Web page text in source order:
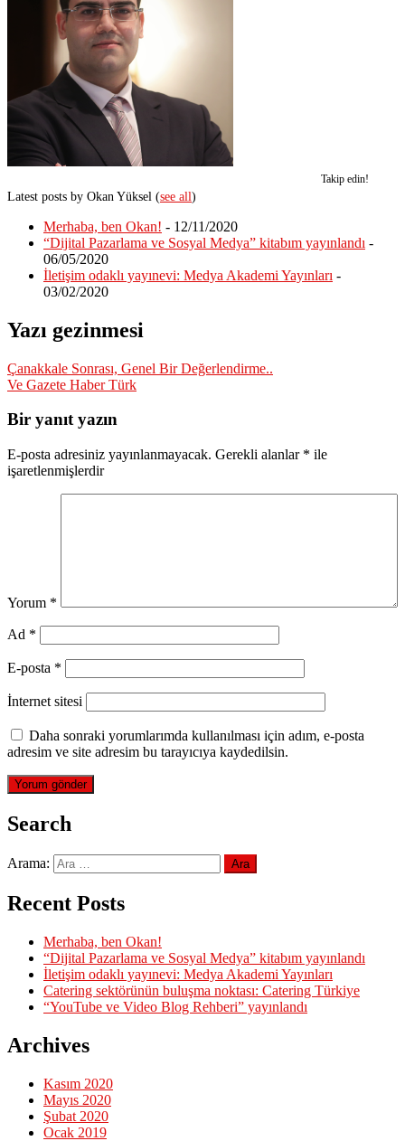
Takip edin!
Latest posts by Okan Yüksel (see all)
Merhaba, ben Okan! - 12/11/2020
“Dijital Pazarlama ve Sosyal Medya” kitabım yayınlandı -
06/05/2020
İletişim odaklı yayınevi: Medya Akademi Yayınları -
03/02/2020
Yazı gezinmesi
Çanakkale Sonrası, Genel Bir Değerlendirme..
Ve Gazete Haber Türk
Bir yanıt yazın
E-posta adresiniz yayınlanmayacak. Gerekli alanlar * ile
işaretlenmişlerdir
Yorum *
Ad *
E-posta *
İnternet sitesi
Daha sonraki yorumlarımda kullanılması için adım, e-posta
adresim ve site adresim bu tarayıcıya kaydedilsin.
Search
Arama:
Recent Posts
Merhaba, ben Okan!
“Dijital Pazarlama ve Sosyal Medya” kitabım yayınlandı
İletişim odaklı yayınevi: Medya Akademi Yayınları
Catering sektörünün buluşma noktası: Catering Türkiye
“YouTube ve Video Blog Rehberi” yayınlandı
Archives
Kasım 2020
Mayıs 2020
Şubat 2020
Ocak 2019